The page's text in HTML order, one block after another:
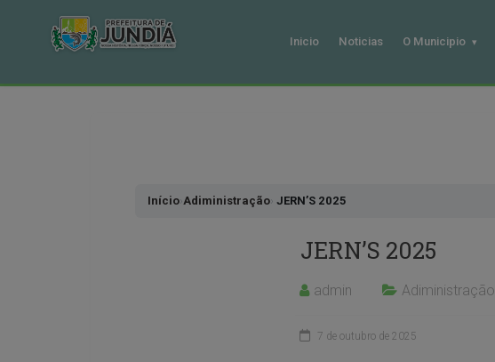
Inicio Noticias O Municipio
Início›Adiministração› JERN’S 2025
JERN’S 2025
admin Adiministração
7 de outubro de 2025